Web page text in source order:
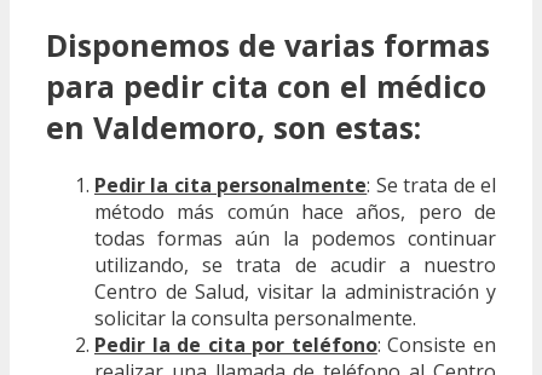
Disponemos de varias formas
para pedir cita con el médico
en Valdemoro, son estas:
Pedir la cita personalmente: Se trata de el
método más común hace años, pero de
todas formas aún la podemos continuar
utilizando, se trata de acudir a nuestro
Centro de Salud, visitar la administración y
solicitar la consulta personalmente.
Pedir la de cita por teléfono: Consiste en